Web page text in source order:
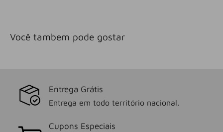
Você tambem pode gostar
Entrega Grátis
Entrega em todo território nacional.
Cupons Especiais